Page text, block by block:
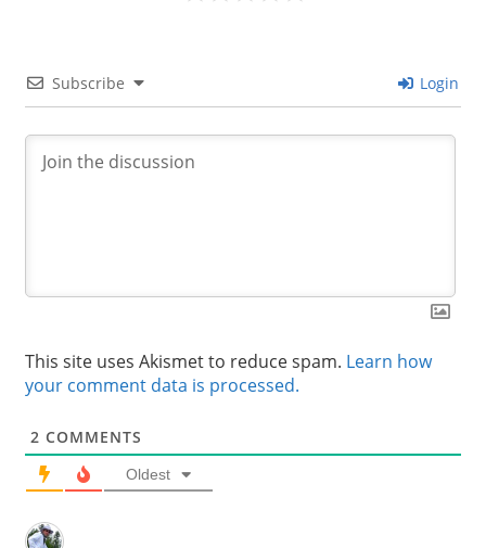
Subscribe Login
This site uses Akismet to reduce spam. Learn how
your comment data is processed.
2 COMMENTS
Oldest